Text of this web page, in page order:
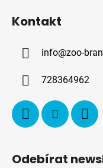
Kontakt
info@zoo-
728364962
Odebírat